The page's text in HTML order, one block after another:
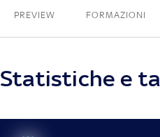
PREVIEW FORMAZIONI
Statistiche e